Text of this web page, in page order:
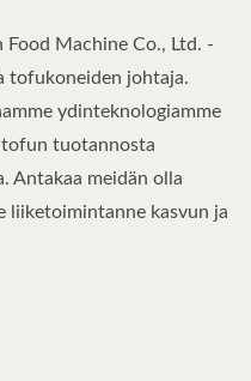
Food Machine Co., Ltd. -
tofukoneiden johtaja.
ydinteknologiamme
tofun tuotannosta
Antakaa meidän olla
liiketoimintanne kasvun ja